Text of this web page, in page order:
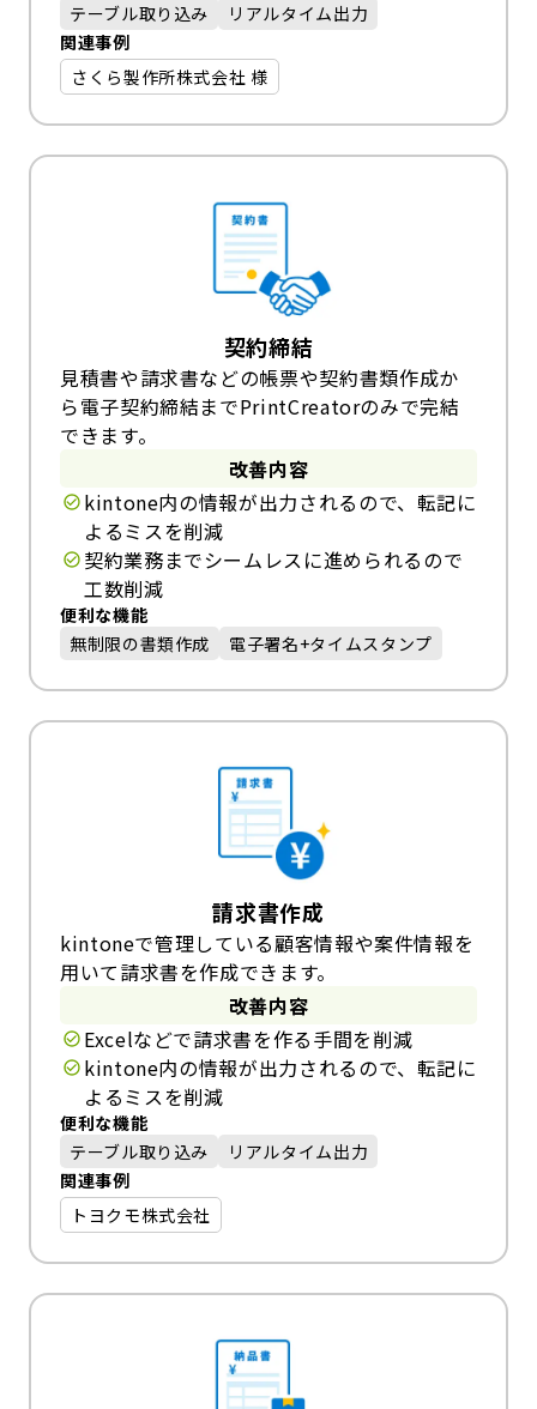
テーブル取り込み
リアルタイム出力
関連事例
さくら製作所株式会社 様
契約締結
見積書や請求書などの帳票や契約書類作成か
ら電子契約締結までPrintCreatorのみで完結
できます。
改善内容
kintone内の情報が出力されるので、転記に
よるミスを削減
契約業務までシームレスに進められるので
工数削減
便利な機能
無制限の書類作成
電子署名+タイムスタンプ
請求書作成
kintoneで管理している顧客情報や案件情報を
用いて請求書を作成できます。
改善内容
Excelなどで請求書を作る手間を削減
kintone内の情報が出力されるので、転記に
よるミスを削減
便利な機能
テーブル取り込み
リアルタイム出力
関連事例
トヨクモ株式会社